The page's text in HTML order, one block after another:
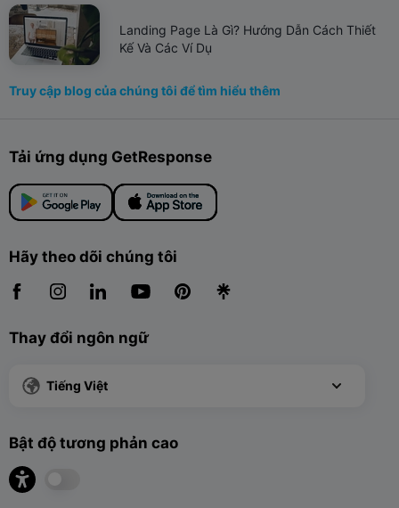
Landing Page Là Gì? Hướng Dẫn Cách Thiết
Kế Và Các Ví Dụ
Truy cập blog của chúng tôi để tìm hiểu thêm
Tải ứng dụng GetResponse
Hãy theo dõi chúng tôi
Thay đổi ngôn ngữ
Tiếng Việt
Bật độ tương phản cao